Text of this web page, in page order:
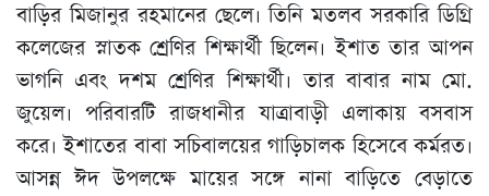
বাড়ির মিজানুর রহমানের ছেলে। তিনি মতলব সরকারি ডিগ্রি
কলেজের স্নাতক শ্রেণির শিক্ষার্থী ছিলেন। ইশাত তার আপন
ভাগনি এবং দশম শ্রেণির শিক্ষার্থী। তার বাবার নাম মো.
জুয়েল। পরিবারটি রাজধানীর যাত্রাবাড়ী এলাকায় বসবাস
করে। ইশাতের বাবা সচিবালয়ের গাড়িচালক হিসেবে কর্মরত।
আসন্ন ঈদ উপলক্ষে মায়ের সঙ্গে নানা বাড়িতে বেড়াতে